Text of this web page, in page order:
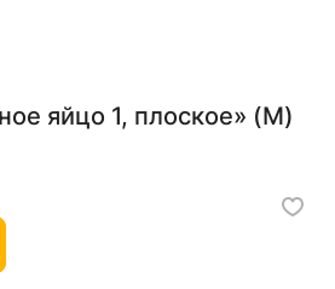
яйцо 1, плоское» (M)